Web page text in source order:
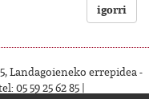
igorri
Landagoieneko errepidea -
05 59 25 62 85 |